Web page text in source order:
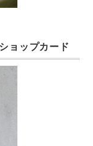
ョップカード